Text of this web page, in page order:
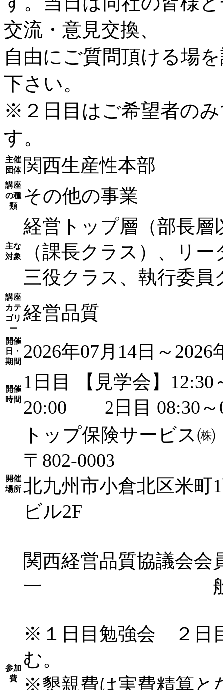
交流・意見交換、
自由にご質問頂ける場
下さい。
※２日目はご希望者の
す。
主催
団体 関西生産性本部
講座
の種
類
その他の事業
主な
対象
経営トップ層（部長
（課長クラス）、リ
三役クラス、執行委
講座
カテ
ゴリ
ー
経営品質
開催
日・
期間 2026年07月14日～2026
開催
時間
1日目 【見学会】12:30
20:00 2日目 08:30～
開催
場所
トップ保険サービス
〒802-0003
北九州市小倉北区米
ビル2F
参加
費
関西経営品質協
一 般 ３
※１日目勉強会 ２日
む。
※懇親費は実費精算